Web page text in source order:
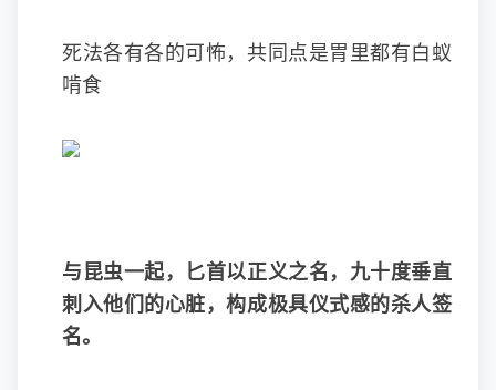
死法各有各的可怖，共同点是胃里都有白蚁
啃食
与昆虫一起，匕首以正义之名，九十度垂直
刺入他们的心脏，构成极具仪式感的杀人签
名。